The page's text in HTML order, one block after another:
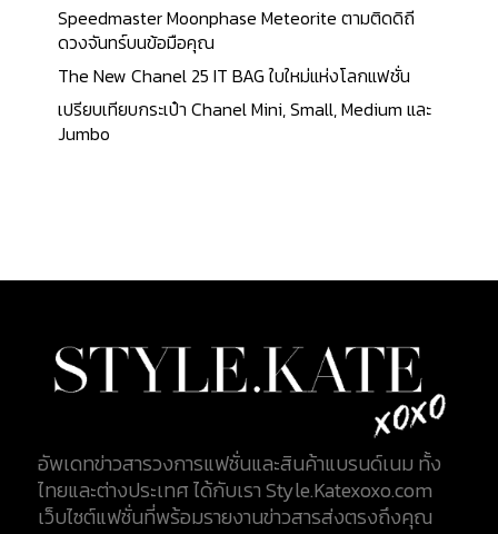
Speedmaster Moonphase Meteorite ตามติดดิถี
ดวงจันทร์บนข้อมือคุณ
The New Chanel 25 IT BAG ใบใหม่แห่งโลกแฟชั่น
เปรียบเทียบกระเป๋า Chanel Mini, Small, Medium และ
Jumbo
อัพเดทข่าวสารวงการแฟชั่นและสินค้าแบรนด์เนม ทั้ง
ไทยและต่างประเทศ ได้กับเรา Style.Katexoxo.com
เว็บไซต์แฟชั่นที่พร้อมรายงานข่าวสารส่งตรงถึงคุณ